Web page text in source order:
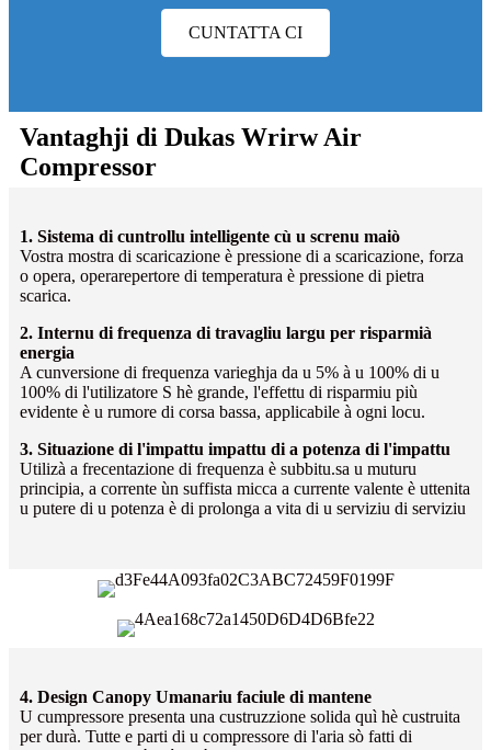
CUNTATTA CI
Vantaghji di Dukas Wrirw Air
Compressor
1. Sistema di cuntrollu intelligente cù u screnu maiò
Vostra mostra di scaricazione è pressione di a scaricazione, forza
o opera, operarepertore di temperatura è pressione di pietra
scarica.
2. Internu di frequenza di travagliu largu per risparmià
energia
A cunversione di frequenza varieghja da u 5% à u 100% di u
100% di l'utilizatore S hè grande, l'effettu di risparmiu più
evidente è u rumore di corsa bassa, applicabile à ogni locu.
3. Situazione di l'impattu impattu di a potenza di l'impattu
Utilizà a frecentazione di frequenza è subbitu.sa u muturu
principia, a corrente ùn suffista micca a currente valente è uttenita
u putere di u potenza è di prolonga a vita di u serviziu di serviziu
4. Design Canopy Umanariu faciule di mantene
U cumpressore presenta una custruzzione solida quì hè custruita
per durà. Tutte e parti di u compressore di l'aria sò fatti di